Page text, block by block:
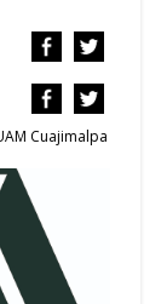
Cuajimalpa